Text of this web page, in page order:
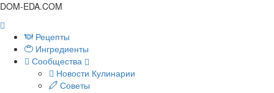
DOM-EDA.COM
Рецепты
Ингредиенты
Сообщества
Новости Кулинарии
Советы